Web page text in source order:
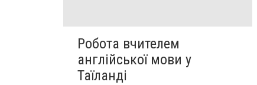
Робота вчителем
англійської мови у
Таїланді